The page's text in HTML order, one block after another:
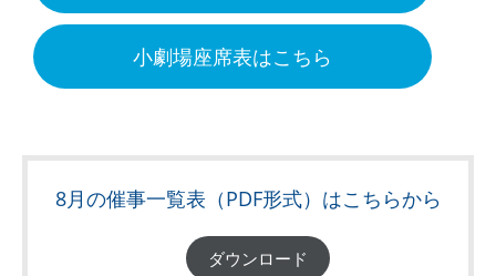
小劇場座席表はこちら
8月の催事一覧表（PDF形式）はこちらから
ダウンロード